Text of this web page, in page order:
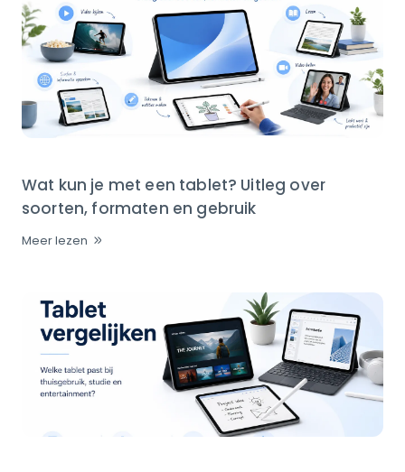
Wat kun je met een tablet? Uitleg over
soorten, formaten en gebruik
Meer lezen